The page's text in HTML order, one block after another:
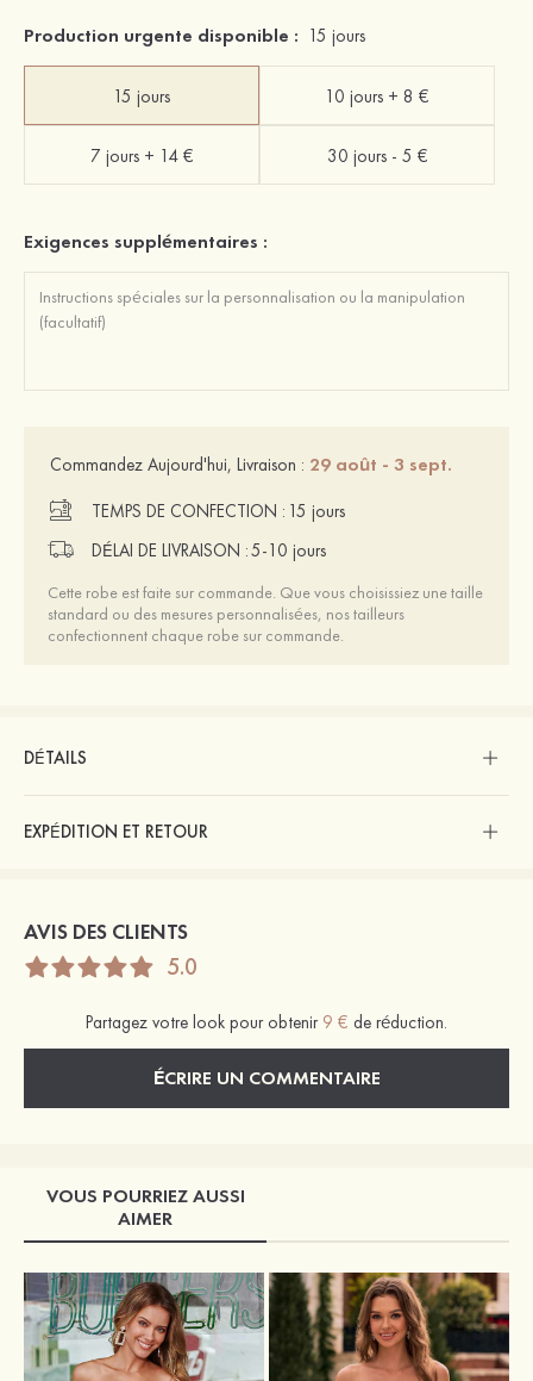
Production urgente disponible : 15 jours
15 jours 10 jours + 8 €
7 jours + 14 € 30 jours - 5 €
Exigences supplémentaires :
Commandez Aujourd'hui, Livraison : 29 août - 3 sept.
TEMPS DE CONFECTION : 15 jours
DÉLAI DE LIVRAISON :5-10 jours
Cette robe est faite sur commande. Que vous choisissiez une taille
standard ou des mesures personnalisées, nos tailleurs
confectionnent chaque robe sur commande.
DÉTAILS
EXPÉDITION ET RETOUR
AVIS DES CLIENTS
5.0
Partagez votre look pour obtenir 9 € de réduction.
ÉCRIRE UN COMMENTAIRE
VOUS POURRIEZ AUSSI
AIMER